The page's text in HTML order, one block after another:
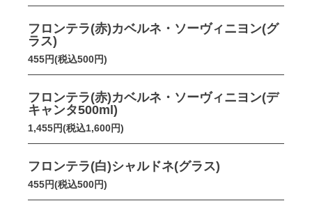
フロンテラ(赤)カベルネ・ソーヴィニヨン(グ
ラス)
455円(税込500円)
フロンテラ(赤)カベルネ・ソーヴィニヨン(デ
キャンタ500ml)
1,455円(税込1,600円)
フロンテラ(白)シャルドネ(グラス)
455円(税込500円)